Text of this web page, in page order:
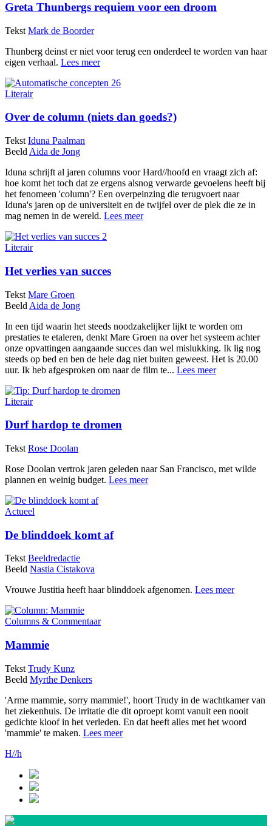
Greta Thunbergs requiem voor een droom
Tekst Mark de Boorder
Thunberg deinst er niet voor terug een onderdeel te worden van haar
eigen verhaal. Lees meer
Literair
Over de column (niets dan goeds?)
Tekst Iduna Paalman
Beeld Aida de Jong
Iduna schrijft al jaren columns voor Hard//hoofd en vraagt zich af:
hoe komt het toch dat ze ergens alsnog verwarde gevoelens heeft bij
het fenomeen 'column'? Een overpeinzing die terugvoert naar
Iduna's jaren op de universiteit en de twijfel over de plek die ze in
mag nemen in de wereld. Lees meer
Literair
Het verlies van succes
Tekst Mare Groen
Beeld Aida de Jong
In een tijd waarin het steeds noodzakelijker lijkt te worden om
prestaties te etaleren, denkt Mare Groen na over het systeem achter
onze opvattingen aangaande succes dan wel mislukking. Ik lig nog
steeds op bed en ben de hele dag niet buiten geweest. Het is 20.00
uur. Ik heb afgesproken om naar de film te... Lees meer
Literair
Durf hardop te dromen
Tekst Rose Doolan
Rose Doolan vertrok jaren geleden naar San Francisco, met wilde
plannen en weinig budget. Lees meer
Actueel
De blinddoek komt af
Tekst Beeldredactie
Beeld Nastia Cistakova
Vrouwe Justitia heeft haar blinddoek afgenomen. Lees meer
Columns & Commentaar
Mammie
Tekst Trudy Kunz
Beeld Myrthe Denkers
'Arme mammie, sorry mammie!', hoort Trudy in de wachtkamer van
het ziekenhuis. De irritatie die dit oproept komt vanuit een nooit
gedichte kloof in het verleden. En dat heeft alles met het woord
'mammie' te maken. Lees meer
H//h